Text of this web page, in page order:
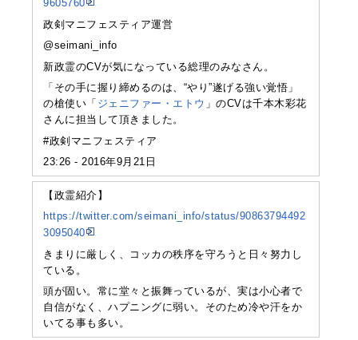
9605760
政剣マニフェスティア運営
‏@seimani_info
新政霊のCVが気になっている総理のみなさん。
「その手に握り締めるのは、“やり”遂げる強い覚悟」
の槍使い「 ジェニファー・エトウ 」のCVは千本木彩花
さんに担当して頂きました。
#政剣マニフェスティア
23:26 - 2016年9月21日
【政霊紹介】
https://twitter.com/seimani_info/status/90863794492
3095040
きまりに厳しく、コッカの秩序を守ろうと日々努力し
ている。
頭が固い。常に堂々と振舞っているが、実は小心者で
自信がなく、ハプニングに弱い。そのため冷や汗をか
いてる事も多い。